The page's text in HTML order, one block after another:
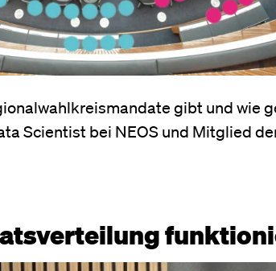
gibt und wie
Scientist bei NEOS und Mitglied